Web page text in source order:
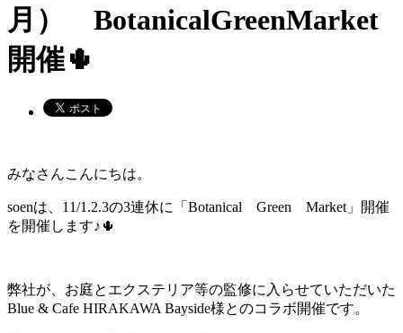
月） BotanicalGreenMarket
開催🌵
みなさんこんにちは。
soenは、11/1.2.3の3連休に「Botanical Green Market」開催
を開催します♪🌵
弊社が、お庭とエクステリア等の監修に入らせていただいた
Blue & Cafe HIRAKAWA Bayside様とのコラボ開催です。